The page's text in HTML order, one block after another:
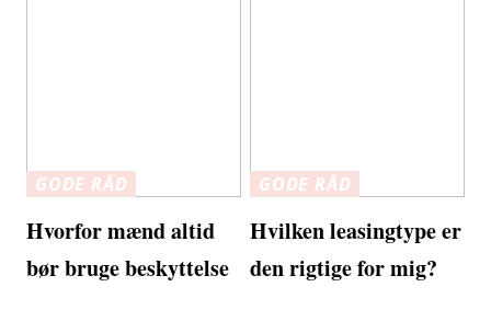
GODE RÅD
Hvorfor mænd altid
bør bruge beskyttelse
GODE RÅD
Hvilken leasingtype er
den rigtige for mig?